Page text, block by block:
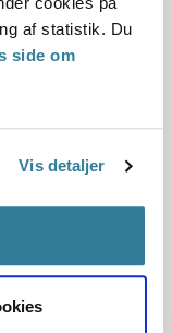
af statistik. Du
side om
Vis detaljer